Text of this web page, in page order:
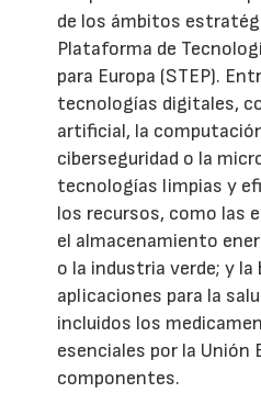
de los ámbitos
Plataforma de
para Europa (STEP).
tecnologías digitales,
artificial, la
ciberseguridad o la
tecnologías limpias y
los recursos, como las
el almacenamiento
o la industria verde; y
aplicaciones para la
incluidos los
esenciales por la Unión
componentes.